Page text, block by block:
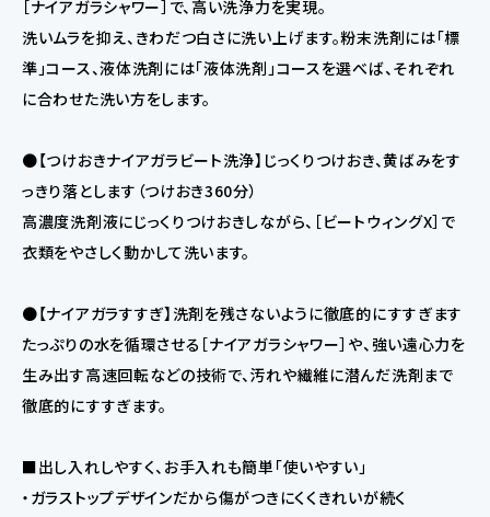
［ナイアガラシャワー］で、高い洗浄力を実現。
洗いムラを抑え、きわだつ白さに洗い上げます。粉末洗剤には「標
準」コース、液体洗剤には「液体洗剤」コースを選べば、それぞれ
に合わせた洗い方をします。
●【つけおきナイアガラビート洗浄】じっくりつけおき、黄ばみをす
っきり落とします（つけおき360分）
高濃度洗剤液にじっくりつけおきしながら、［ビートウィングX］で
衣類をやさしく動かして洗います。
●【ナイアガラすすぎ】洗剤を残さないように徹底的にすすぎます
たっぷりの水を循環させる［ナイアガラシャワー］や、強い遠心力を
生み出す高速回転などの技術で、汚れや繊維に潜んだ洗剤まで
徹底的にすすぎます。
■出し入れしやすく、お手入れも簡単「使いやすい」
・ガラストップデザインだから傷がつきにくくきれいが続く